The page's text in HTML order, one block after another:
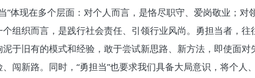
”体现在多个层面：对个人而言，是恪尽职守、爱岗敬业；
个组织而言，是践行社会责任、引领行业风尚。勇担当者，往
泥于旧有的模式和经验，敢于尝试新思路、新方法，即使面
闯新路。同时，“勇担当”也要求我们具备大局意识，将个人